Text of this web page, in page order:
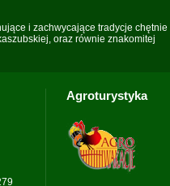
i zachwycające tradycje chętnie
oraz równie znakomitej
Agroturystyka